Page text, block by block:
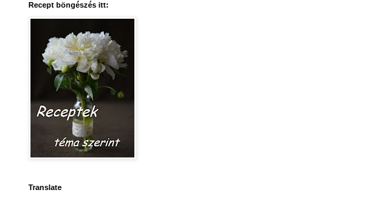
Recept böngészés itt:
Translate